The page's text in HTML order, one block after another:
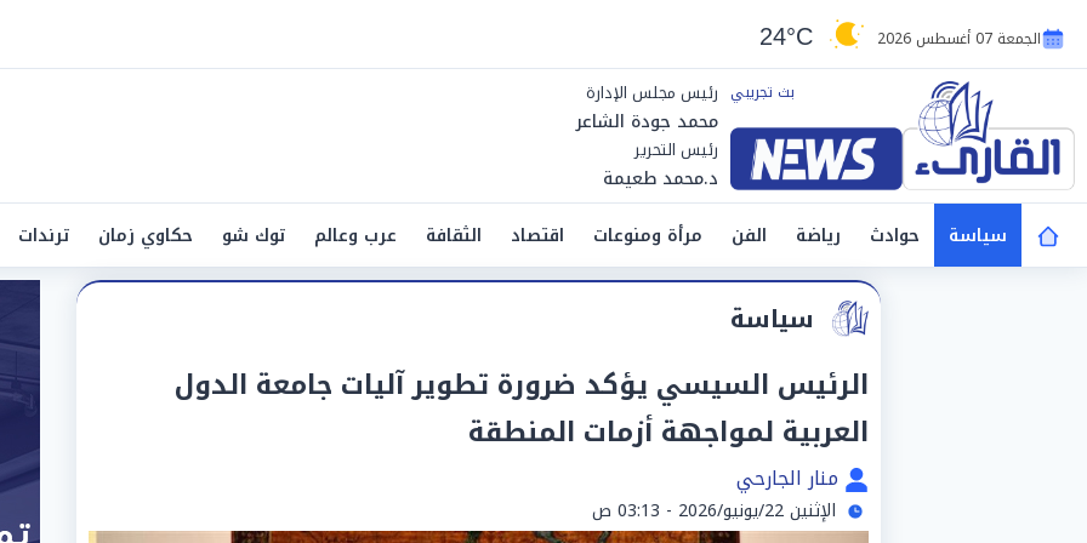
الجمعة 07 أغسطس 2026 24°C
رئيس مجلس الإدارة
محمد جودة الشاعر
رئيس التحرير
د.محمد طعيمة
سياسة
حوادث رياضة الفن مرأة ومنوعات اقتصاد الثقافة عرب وعالم توك شو حكاوي زمان ترندات
سياسة
الرئيس السيسي يؤكد ضرورة تطوير آليات جامعة الدول
العربية لمواجهة أزمات المنطقة
منار الجارحي
الإثنين 22/يونيو/2026 - 03:13 ص